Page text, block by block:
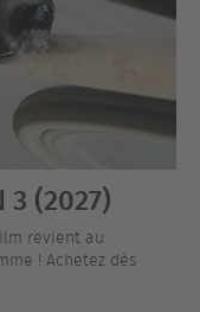
3 (2027)
revient au
! Achetez dès